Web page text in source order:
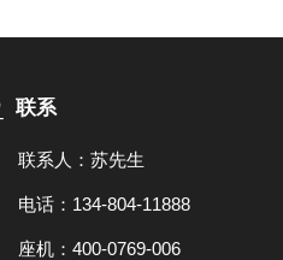
联系
联系人：苏先生
电话：134-804-11888
座机：400-0769-006